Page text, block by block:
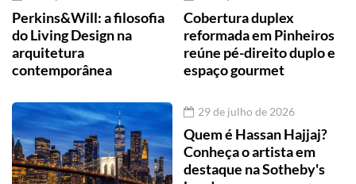
Perkins&Will: a filosofia
do Living Design na
arquitetura
contemporânea
Cobertura duplex
reformada em Pinheiros
reúne pé-direito duplo e
espaço gourmet
29 de julho de 2026
Quem é Hassan Hajjaj?
Conheça o artista em
destaque na Sotheby's